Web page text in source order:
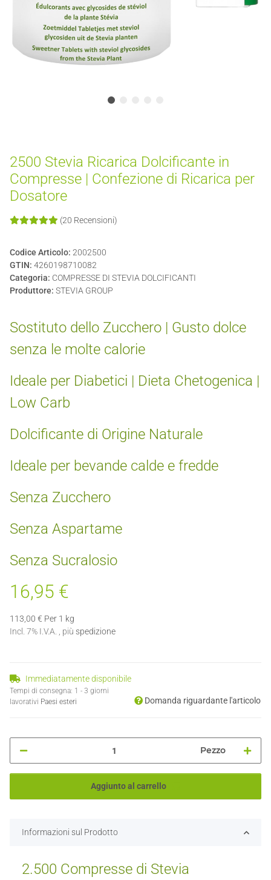
2500 Stevia Ricarica Dolcificante in
Compresse | Confezione di Ricarica per
Dosatore
(20 Recensioni)
Codice Articolo: 2002500
GTIN: 4260198710082
Categoria: COMPRESSE DI STEVIA DOLCIFICANTI
Produttore: STEVIA GROUP
Sostituto dello Zucchero | Gusto dolce
senza le molte calorie
Ideale per Diabetici | Dieta Chetogenica |
Low Carb
Dolcificante di Origine Naturale
Ideale per bevande calde e fredde
Senza Zucchero
Senza Aspartame
Senza Sucralosio
16,95 €
113,00 € Per 1 kg
Incl. 7% I.V.A. , più spedizione
Immediatamente disponibile
Tempi di consegna: 1 - 3 giorni
lavorativi Paesi esteri Domanda riguardante l'articolo
Pezzo
Aggiunto al carrello
Informazioni sul Prodotto
2.500 Compresse di Stevia